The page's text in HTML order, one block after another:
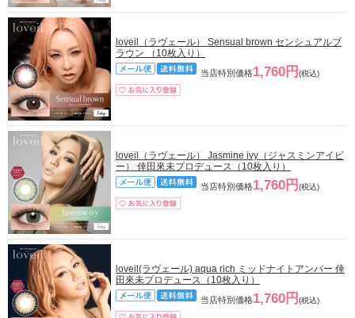
loveil（ラヴェール） Sensual brown センシュアルブ
ラウン （10枚入り）
当店特別価格1,760円 (税込)
loveil（ラヴェール） Jasmine ivy（ジャスミンアイビ
ー） 倖田來未プロデュース（10枚入り）
当店特別価格1,760円 (税込)
loveil(ラヴェール) aqua rich ミッドナイトアンバー 倖
田來未プロデュース（10枚入り）
当店特別価格1,760円 (税込)